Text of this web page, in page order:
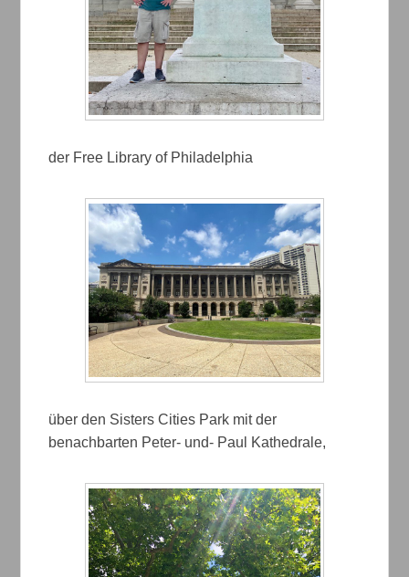
der Free Library of Philadelphia
über den Sisters Cities Park mit der
benachbarten Peter- und- Paul Kathedrale,